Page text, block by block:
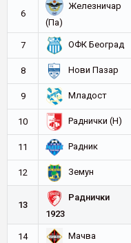
6
Железничар
(Па)
7 ОФК Београд
8 Нови Пазар
9 Младост
10 Раднички (Н)
11 Радник
12 Земун
13
Раднички
1923
14 Мачва